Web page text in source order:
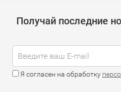
Получай последние
Я согласен на обработку